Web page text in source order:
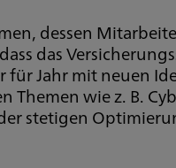
dessen
das
für Jahr mit neuen
wie z. B.
stetigen